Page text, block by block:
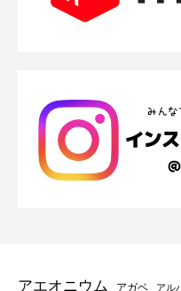
アエオニウム アガベ アル